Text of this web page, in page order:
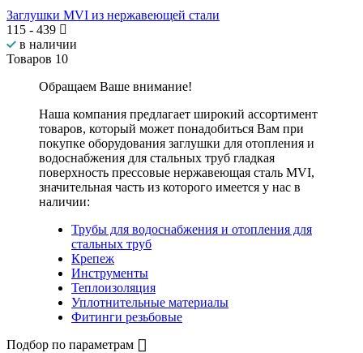
Заглушки MVI из нержавеющей стали
115 - 439
в наличии
Товаров 10
Обращаем Ваше внимание!
Наша компания предлагает широкий ассортимент
товаров, который может понадобиться Вам при
покупке оборудования заглушки для отопления и
водоснабжения для стальных труб гладкая
поверхность прессовые нержавеющая сталь MVI,
значительная часть из которого имеется у нас в
наличии:
Трубы для водоснабжения и отопления для
стальных труб
Крепеж
Инструменты
Теплоизоляция
Уплотнительные материалы
Фитинги резьбовые
Подбор по параметрам